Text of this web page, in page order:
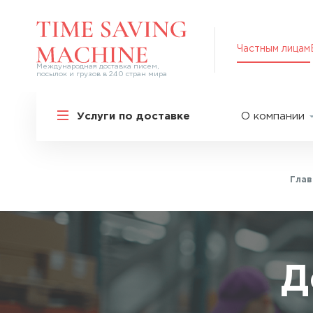
Международная доставка писем,
посылок и грузов в 240 стран мира
Частным лицам
Услуги по доставке
Международная доставка
Самые срочные тарифы
Перевозка специальных грузов
О компании
Оплата
Вакансии
Акции
Упаковка